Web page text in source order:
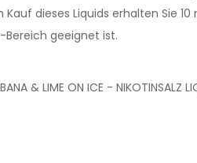
dieses Liquids erhalten Sie
geeignet ist.
& LIME ON ICE - NIKOTINSALZ